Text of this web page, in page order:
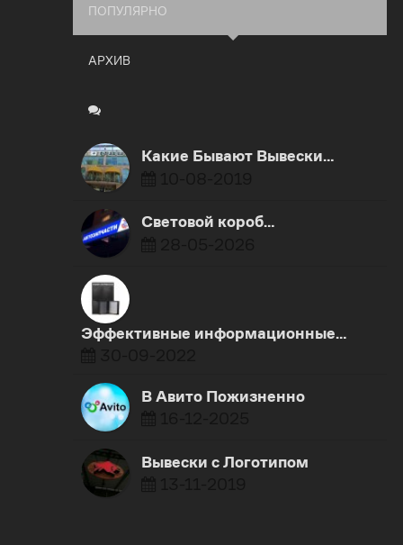
ПОПУЛЯРНО
АРХИВ
Какие Бывают Вывески…
Световой короб…
Эффективные информационные…
В Авито Пожизненно
Вывески с Логотипом